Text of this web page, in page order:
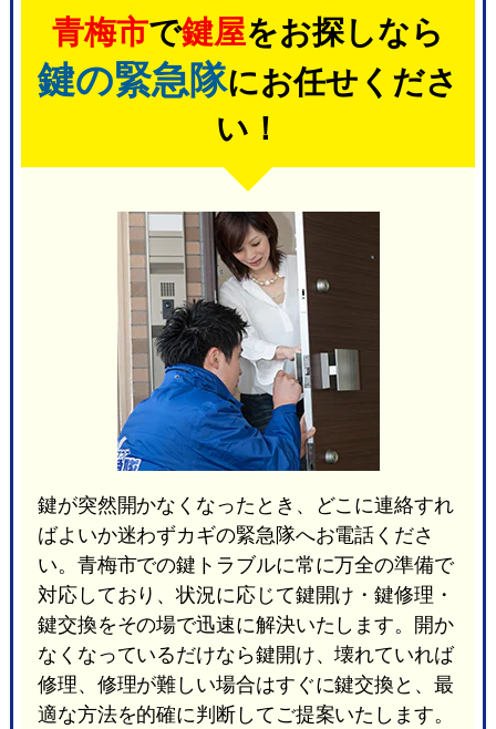
青梅市で鍵屋をお探しなら
鍵の緊急隊にお任せくださ
い！
鍵が突然開かなくなったとき、どこに連絡すれ
ばよいか迷わずカギの緊急隊へお電話くださ
い。青梅市での鍵トラブルに常に万全の準備で
対応しており、状況に応じて鍵開け・鍵修理・
鍵交換をその場で迅速に解決いたします。開か
なくなっているだけなら鍵開け、壊れていれば
修理、修理が難しい場合はすぐに鍵交換と、最
適な方法を的確に判断してご提案いたします。